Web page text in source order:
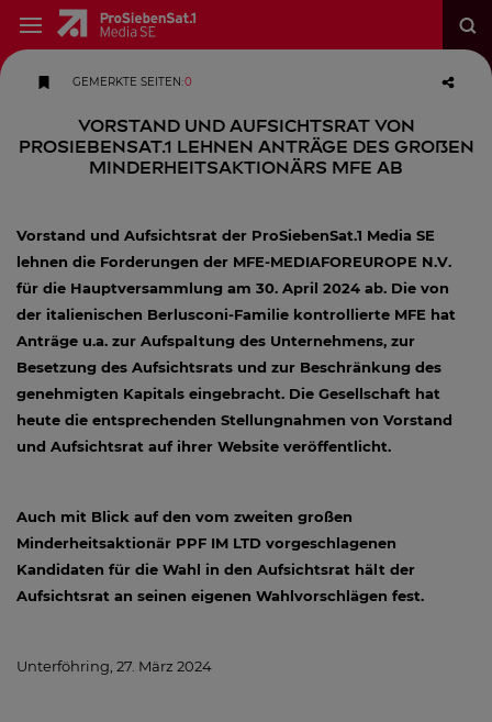
GEMERKTE SEITEN:0
Vorstand und Aufsichtsrat von
ProSiebenSat.1 lehnen Anträge des großen
Minderheitsaktionärs MFE ab
Vorstand und Aufsichtsrat der ProSiebenSat.1 Media SE
lehnen die Forderungen der MFE-MEDIAFOREUROPE N.V.
für die Hauptversammlung am 30. April 2024 ab. Die von
der italienischen Berlusconi-Familie kontrollierte MFE hat
Anträge u.a. zur Aufspaltung des Unternehmens, zur
Besetzung des Aufsichtsrats und zur Beschränkung des
genehmigten Kapitals eingebracht. Die Gesellschaft hat
heute die entsprechenden Stellungnahmen von Vorstand
und Aufsichtsrat auf ihrer Website veröffentlicht.
Auch mit Blick auf den vom zweiten großen
Minderheitsaktionär PPF IM LTD vorgeschlagenen
Kandidaten für die Wahl in den Aufsichtsrat hält der
Aufsichtsrat an seinen eigenen Wahlvorschlägen fest.
Unterföhring, 27. März 2024